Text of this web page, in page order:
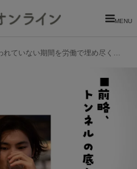
MENU
ていない期間を労働で埋め尽くす（1）